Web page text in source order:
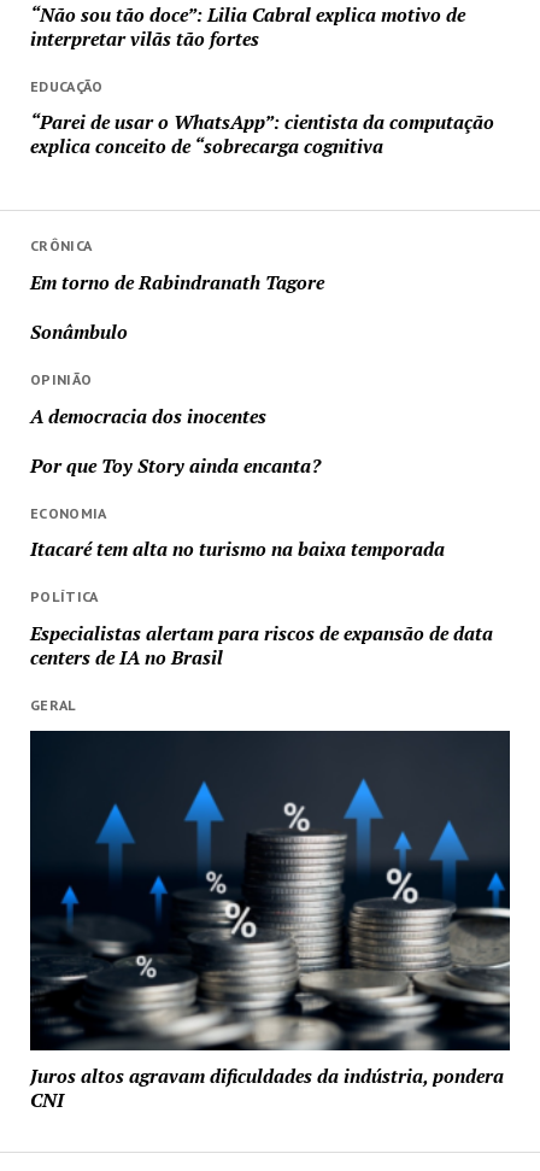
“Não sou tão doce”: Lilia Cabral explica motivo de
interpretar vilãs tão fortes
EDUCAÇÃO
“Parei de usar o WhatsApp”: cientista da computação
explica conceito de “sobrecarga cognitiva
CRÔNICA
Em torno de Rabindranath Tagore
Sonâmbulo
OPINIÃO
A democracia dos inocentes
Por que Toy Story ainda encanta?
ECONOMIA
Itacaré tem alta no turismo na baixa temporada
POLÍTICA
Especialistas alertam para riscos de expansão de data
centers de IA no Brasil
GERAL
Juros altos agravam dificuldades da indústria, pondera
CNI